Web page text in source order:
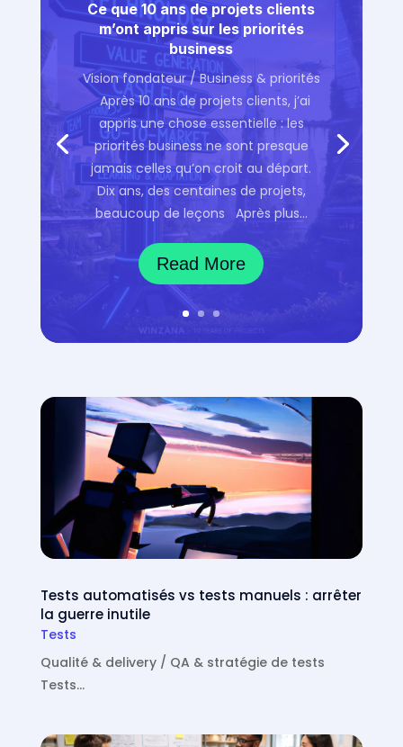
Ce que 10 ans de projets clients
m’ont appris sur les priorités
business
Vision fondateur / Business & priorités
Après 10 ans de projets clients, j’ai
appris une chose essentielle : les
priorités business ne sont presque
jamais celles qu’on croit au départ.
Dix ans, des centaines de projets,
beaucoup de leçons Après plus…
Read More
Tests automatisés vs tests manuels : arrêter
la guerre inutile
Tests
Qualité & delivery / QA & stratégie de tests
Tests…